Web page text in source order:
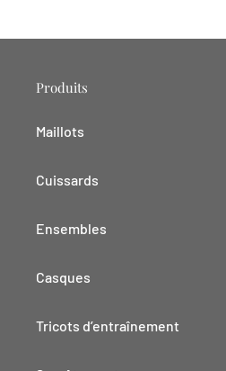
Produits
Maillots
Cuissards
Ensembles
Casques
Tricots d’entraînement